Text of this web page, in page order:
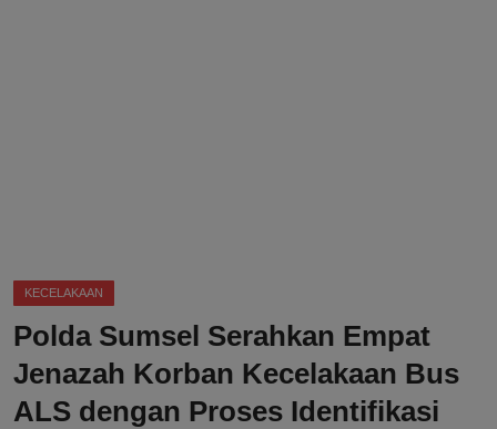
KECELAKAAN
Polda Sumsel Serahkan Empat
Jenazah Korban Kecelakaan Bus
ALS dengan Proses Identifikasi